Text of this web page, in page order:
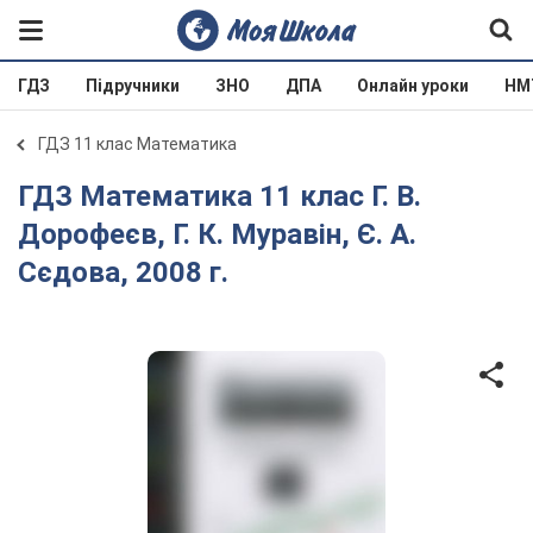
ГДЗ Підручники ЗНО ДПА Онлайн уроки
ГДЗ 11 клас Математика
ГДЗ Математика 11 клас Г. В.
Дорофеєв, Г. К. Муравін, Є. А.
Сєдова, 2008 г.